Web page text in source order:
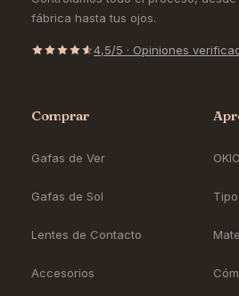
fábrica hasta tus ojos.
4,5/5 · Opiniones
Comprar
Gafas de Ver
Gafas de Sol
Lentes de Contacto
Accesorios